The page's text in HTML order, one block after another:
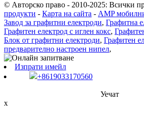
© Авторско право - 2010-2025: Всички
продукти - Карта на сайта - AMP
Завод за графитни електроди, Графитна
Графитен електрод с иглен кокс,
Блок от графитни електроди, Графитен
предварително настроен нипел,
Изпрати имейл
+8619033170560
Уечат
x